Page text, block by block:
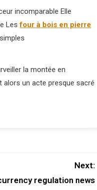
incomparable Elle
Lesfour à bois en pierre
la montée en
alors un acte presque sacré
Next:
regulation news